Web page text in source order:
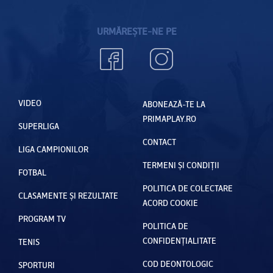
URMĂREȘTE-NE PE
VIDEO
SUPERLIGA
LIGA CAMPIONILOR
FOTBAL
CLASAMENTE ȘI REZULTATE
PROGRAM TV
TENIS
SPORTURI
ABONEAZĂ-TE LA
PRIMAPLAY.RO
CONTACT
TERMENI ȘI CONDIȚII
POLITICA DE COLECTARE
ACORD COOKIE
POLITICA DE
CONFIDENȚIALITATE
COD DEONTOLOGIC